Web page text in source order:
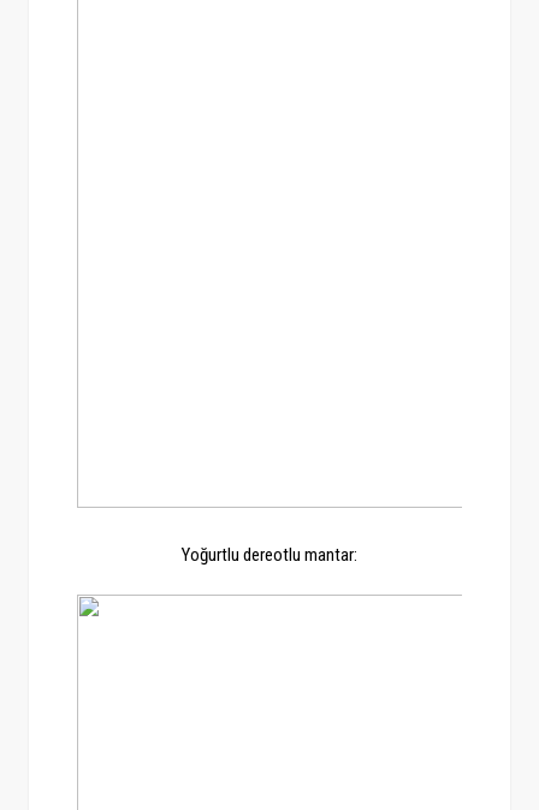
Yoğurtlu dereotlu mantar: